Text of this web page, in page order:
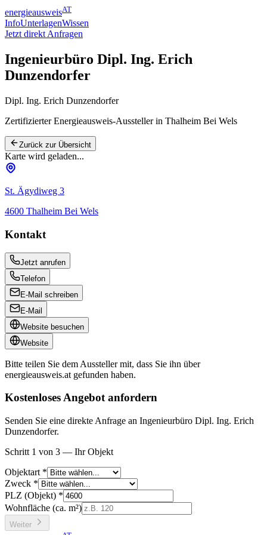
energieausweisAT
InfoUnterlagenWissen
Jetzt direkt Anfragen
Ingenieurbüro Dipl. Ing. Erich
Dunzendorfer
Dipl. Ing. Erich Dunzendorfer
Zertifizierter Energieausweis-Ausstellerin Thalheim Bei Wels
Zurück zur Übersicht
Karte wird geladen...
St. Ägydiweg 3
4600 Thalheim Bei Wels
Kontakt
Jetzt anrufen
Telefon
E-Mail schreiben
E-Mail
Website besuchen
Website
Bitte teilen Sie dem Aussteller mit, dass Sie ihn über
energieausweis.at gefunden haben.
Kostenloses Angebot anfordern
Senden Sie eine direkte Anfrage an Ingenieurbüro Dipl. Ing. Erich
Dunzendorfer.
Schritt 1 von 3 — Ihr Objekt
Objektart *
Zweck *
PLZ (Objekt) *
Wohnfläche (ca. m²)
Weiter